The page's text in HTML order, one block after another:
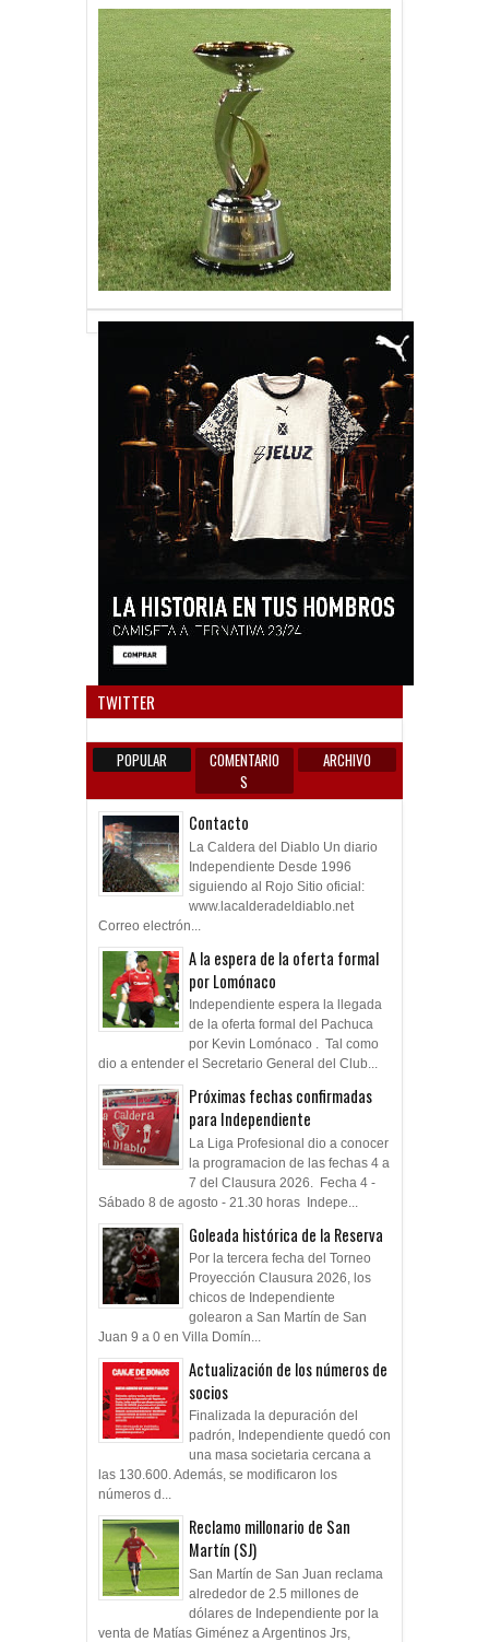
TWITTER
POPULAR
COMENTARIO
S
ARCHIVO
Contacto
La Caldera del Diablo Un diario
Independiente Desde 1996
siguiendo al Rojo Sitio oficial:
www.lacalderadeldiablo.net
Correo electrón...
A la espera de la oferta formal
por Lomónaco
Independiente espera la llegada
de la oferta formal del Pachuca
por Kevin Lomónaco . Tal como
dio a entender el Secretario General del Club...
Próximas fechas confirmadas
para Independiente
La Liga Profesional dio a conocer
la programacion de las fechas 4 a
7 del Clausura 2026. Fecha 4 -
Sábado 8 de agosto - 21.30 horas Indepe...
Goleada histórica de la Reserva
Por la tercera fecha del Torneo
Proyección Clausura 2026, los
chicos de Independiente
golearon a San Martín de San
Juan 9 a 0 en Villa Domín...
Actualización de los números de
socios
Finalizada la depuración del
padrón, Independiente quedó con
una masa societaria cercana a
las 130.600. Además, se modificaron los
números d...
Reclamo millonario de San
Martín (SJ)
San Martín de San Juan reclama
alrededor de 2.5 millones de
dólares de Independiente por la
venta de Matías Giménez a Argentinos Jrs,